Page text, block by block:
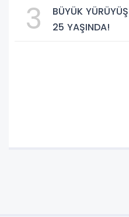
3
BÜYÜK
25 YAŞINDA!